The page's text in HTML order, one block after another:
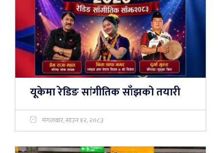
यूकेमा रेडिङ सांगीतिक साँझको तयारी
मंगलबार, साउन १२, २०८३